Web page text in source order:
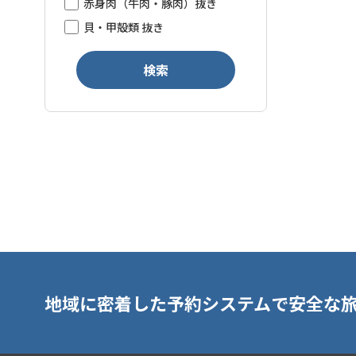
貝・甲殻類 抜き
検索
地域に密着した予約システムで安全な